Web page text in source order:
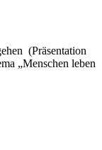
(Präsentation
„Menschen leben